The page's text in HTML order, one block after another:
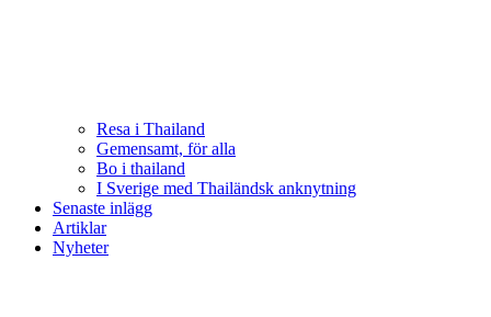
Resa i Thailand
Gemensamt, för alla
Bo i thailand
I Sverige med Thailändsk anknytning
Senaste inlägg
Artiklar
Nyheter